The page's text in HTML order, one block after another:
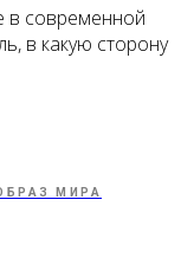
в современной
в какую сторону
МИРА